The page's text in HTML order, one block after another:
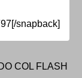
snapback]
COL FLASH